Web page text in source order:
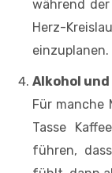
während
Herz-
einzuplanen.
Alkohol
Für manche
Tasse
führen,